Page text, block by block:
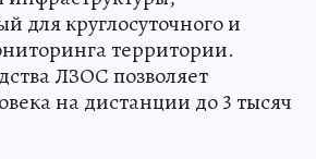
для круглосуточного и
территории.
ЛЗОС позволяет
на дистанции до 3 тысяч